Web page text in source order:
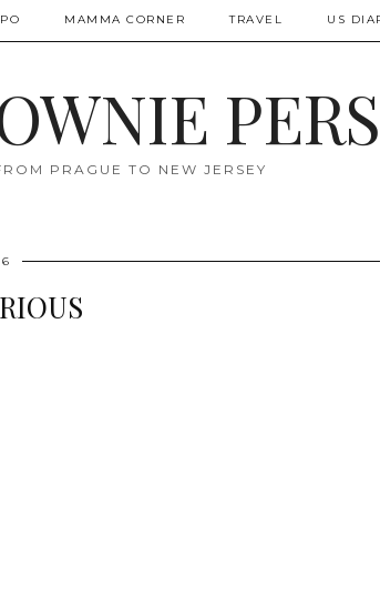
MAMMA CORNER TRAVEL US
PRAGUE TO NEW JERSEY